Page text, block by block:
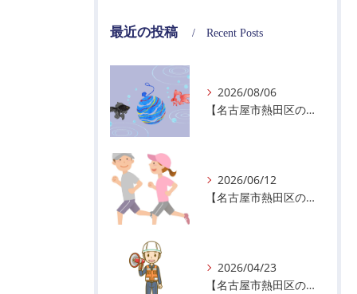
最近の投稿 Recent Posts
2026/08/06
【名古屋市熱田区の警備会社】夏季休業のお知らせ
2026/06/12
【名古屋市熱田区の警備会社】暑熱順化で熱中症対策を！
2026/04/23
【名古屋市熱田区の警備会社】GWの面接状況について！